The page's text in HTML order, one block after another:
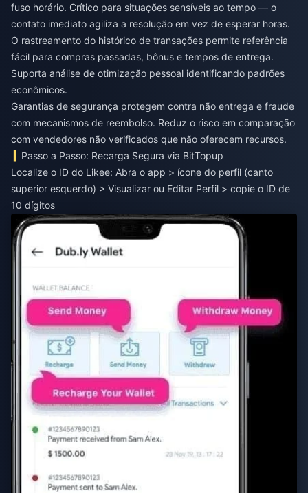
fuso horário. Crítico para situações sensíveis ao tempo — o
contato imediato agiliza a resolução em vez de esperar horas.
O rastreamento do histórico de transações permite referência
fácil para compras passadas, bônus e tempos de entrega.
Suporta análise de otimização pessoal identificando padrões
econômicos.
Garantias de segurança protegem contra não entrega e fraude
com mecanismos de reembolso. Reduz o risco em comparação
com vendedores não verificados que não oferecem recursos.
Passo a Passo: Recarga Segura via BitTopup
Localize o ID do Likee: Abra o app > ícone do perfil (canto
superior esquerdo) > Visualizar ou Editar Perfil > copie o ID de
10 dígitos